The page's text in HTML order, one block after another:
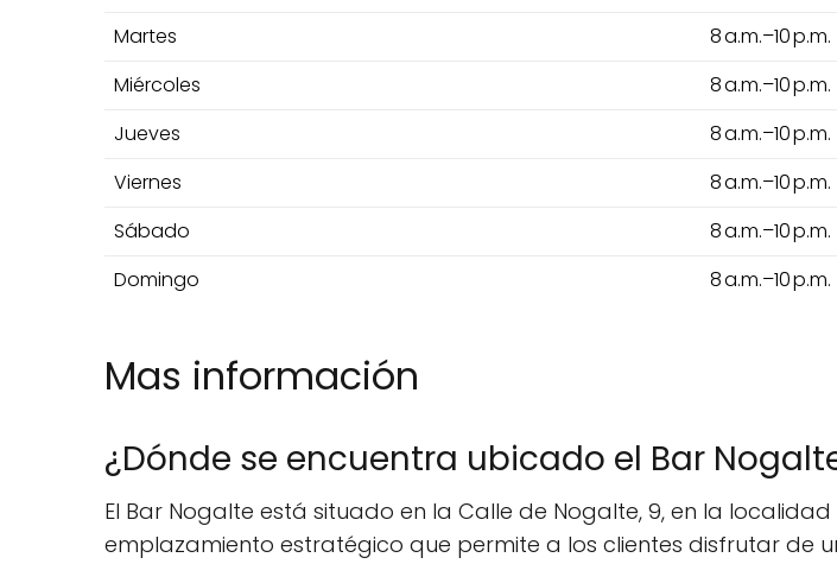
Martes
8 a.m.–10 p.m.
Miércoles
8 a.m.–10 p.m.
Jueves
8 a.m.–10 p.m.
Viernes
8 a.m.–10 p.m.
Sábado
8 a.m.–10 p.m.
Domingo
8 a.m.–10 p.m.
Mas información
¿Dónde se encuentra ubicado el Bar
El Bar Nogalte está situado en la Calle de Nogalte, 9, en la
emplazamiento estratégico que permite a los clientes disfrutar de